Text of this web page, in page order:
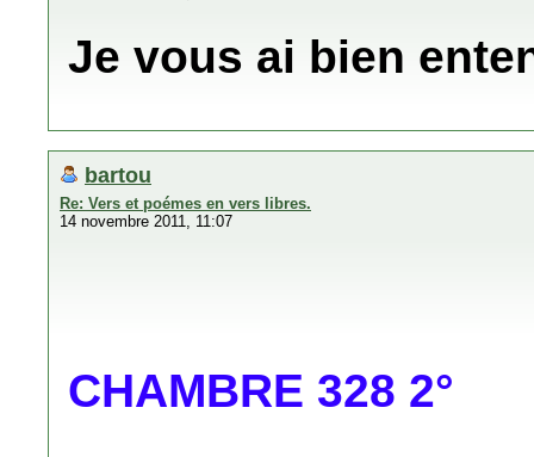
Je vous ai bien
bartou
Re: Vers et poémes en vers libres.
14 novembre 2011, 11:07
CHAMBRE 328 2°